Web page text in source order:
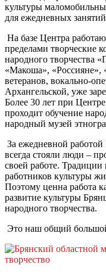
культуры
для ежедневных
На базе Центра
пределами творческие
народного творчества
«Макоша», «Россияне»,
ветеранов, вокально-
Архангельской, уже
Более 30 лет при
проходит обучение
народный музей
За ежедневной
всегда стояли люди –
своей работе.
работников культуры
Поэтому ценна работа
развитие культуры
народного творчества.
Это наш общий